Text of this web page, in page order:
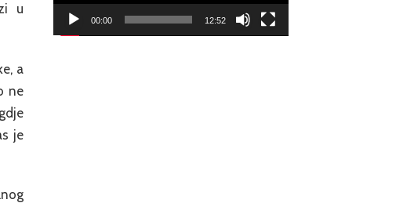
u
a
ne
je
00:00 12:52